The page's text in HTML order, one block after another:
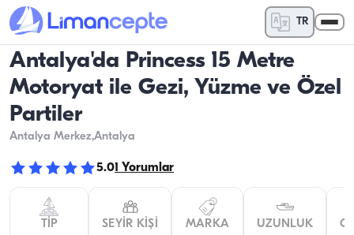
TR
Antalya'da Princess 15 Metre
Motoryat ile Gezi, Yüzme ve Özel
Partiler
Antalya Merkez,Antalya
5.01 Yorumlar
TIP
SEYIR KIŞI
MARKA
UZUNLUK